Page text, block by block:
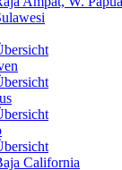
California